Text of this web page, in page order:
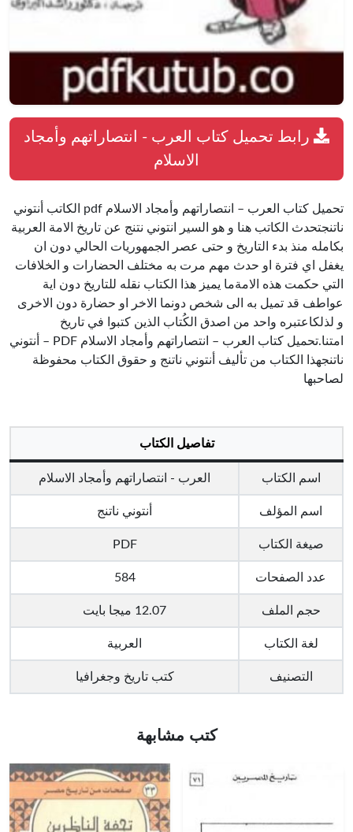
رابط تحميل كتاب العرب - انتصاراتهم وأمجاد
الاسلام
تحميل كتاب العرب – انتصاراتهم وأمجاد الاسلام pdf الكاتب أنتوني
ناتنجتحدث الكاتب هنا و هو السير انتوني نتنج عن تاريخ الامة العربية
بكامله منذ بدء التاريخ و حتى عصر الجمهوريات الحالي دون ان
يغفل اي فترة او حدث مهم مرت به مختلف الحضارات و الخلافات
التي حكمت هذه الامةما يميز هذا الكتاب نقله للتاريخ دون اية
عواطف قد تميل به الى شخص دونما الاخر او حضارة دون الاخرى
و لذلكاعتبره واحد من اصدق الكُتاب الذين كتبوا في تاريخ
امتنا.تحميل كتاب العرب – انتصاراتهم وأمجاد الاسلام PDF – أنتوني
ناتنجهذا الكتاب من تأليف أنتوني ناتنج و حقوق الكتاب محفوظة
لصاحبها
تفاصيل الكتاب
اسم الكتاب العرب - انتصاراتهم وأمجاد الاسلام
اسم المؤلف أنتوني ناتنج
صيغة الكتاب PDF
عدد الصفحات 584
حجم الملف 12.07 ميجا بايت
لغة الكتاب العربية
التصنيف كتب تاريخ وجغرافيا
كتب مشابهة